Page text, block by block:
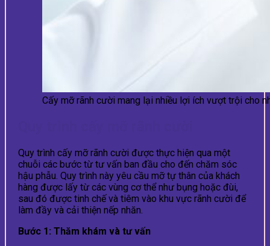
Cấy mỡ rãnh cười mang lại nhiều lợi ích vượt trội cho
Quy trình cấy mỡ rãnh cười được thực hiện qua một
chuỗi các bước từ tư vấn ban đầu cho đến chăm sóc
hậu phẫu. Quy trình này yêu cầu mỡ tự thân của khách
hàng được lấy từ các vùng cơ thể như bụng hoặc đùi,
sau đó được tinh chế và tiêm vào khu vực rãnh cười để
làm đầy và cải thiện nếp nhăn.
Bước 1: Thăm khám và tư vấn